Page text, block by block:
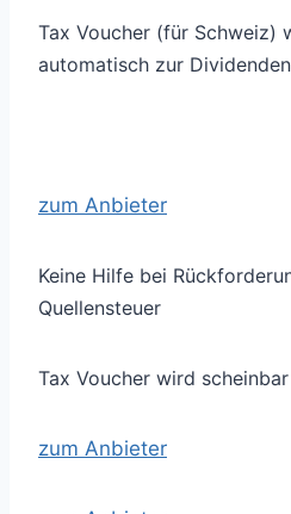
Tax Voucher (für Schweiz)
automatisch zur
zum Anbieter
Keine Hilfe bei
Quellensteuer
Tax Voucher wird
zum Anbieter